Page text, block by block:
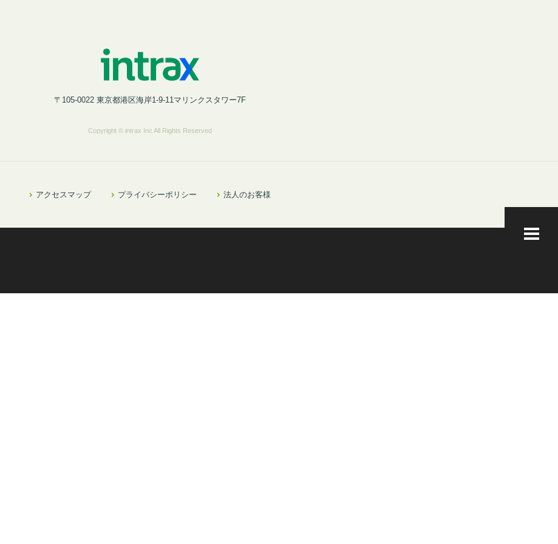
〒105-0022 東京都港区海岸1-9-11マリンクスタワー7F
Copyright © intrax Inc All Rights Reserved
アクセスマップ プライバシーポリシー 法人のお客様